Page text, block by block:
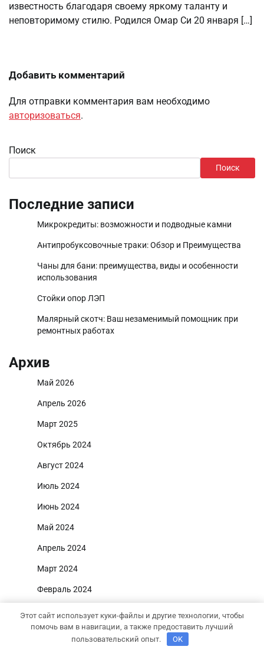
известность благодаря своему яркому таланту и
неповторимому стилю. Родился Омар Си 20 января […]
Добавить комментарий
Для отправки комментария вам необходимо
авторизоваться.
Поиск
Поиск
Последние записи
Микрокредиты: возможности и подводные камни
Антипробуксовочные траки: Обзор и Преимущества
Чаны для бани: преимущества, виды и особенности
использования
Стойки опор ЛЭП
Малярный скотч: Ваш незаменимый помощник при
ремонтных работах
Архив
Май 2026
Апрель 2026
Март 2025
Октябрь 2024
Август 2024
Июль 2024
Июнь 2024
Май 2024
Апрель 2024
Март 2024
Февраль 2024
Январь 2024
Декабрь 2023
Этот сайт использует куки-файлы и другие технологии, чтобы
помочь вам в навигации, а также предоставить лучший
пользовательский опыт.
OK